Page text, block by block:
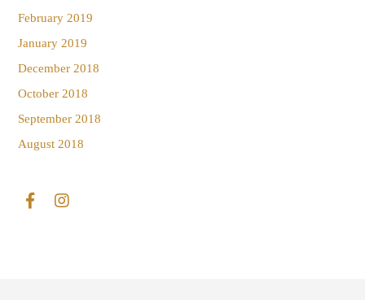
February 2019
January 2019
December 2018
October 2018
September 2018
August 2018